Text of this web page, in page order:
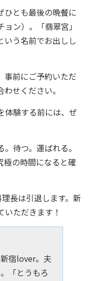
とも最後の晩餐に
ン）。「翡翠宮」
いう名前でお出しし
前にご予約いただ
せください。
体験する前には、ぜ
待つ。運ばれる。
極の時間になると確
長は引退します。新
ただきます！
宿lover。夫
「とうもろ